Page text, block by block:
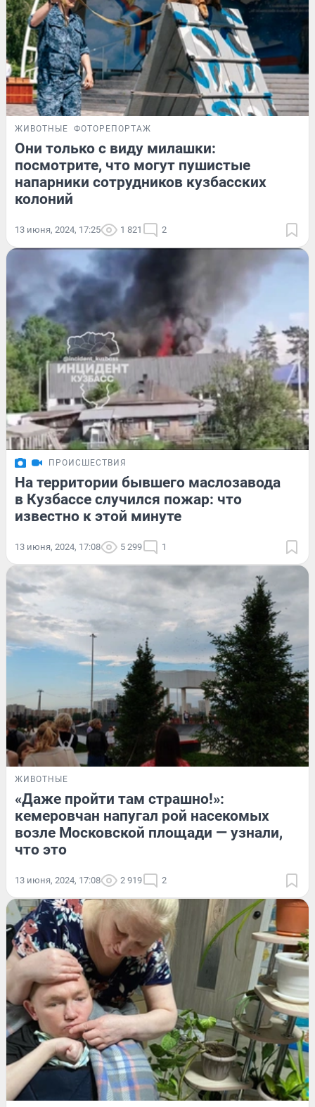
ЖИВОТНЫЕ ФОТОРЕПОРТАЖ
Они только с виду милашки:
посмотрите, что могут пушистые
напарники сотрудников кузбасских
колоний
13 июня, 2024, 17:25 1 821 2
ПРОИСШЕСТВИЯ
На территории бывшего маслозавода
в Кузбассе случился пожар: что
известно к этой минуте
13 июня, 2024, 17:08 5 299 1
ЖИВОТНЫЕ
«Даже пройти там страшно!»:
кемеровчан напугал рой насекомых
возле Московской площади — узнали,
что это
13 июня, 2024, 17:08 2 919 2